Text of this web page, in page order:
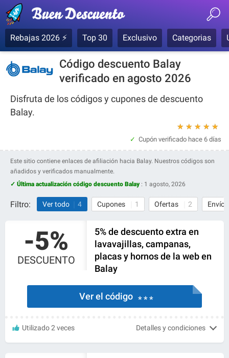
Rebajas 2026 ⚡ Top 30 Exclusivo Categorias
Código descuento Balay
verificado en agosto 2026
Disfruta de los códigos y cupones de descuento
Balay.
★
★
★
★
★
Cupón verificado hace 6 días
Este sitio contiene enlaces de afiliación hacia Balay. Nuestros códigos son
añadidos y verificados manualmente.
✓ Última actualización código descuento Balay : 1 agosto, 2026
Filtro: Ver todo 4 Cupones 1 Ofertas 2 Envío
-5%
DESCUENTO
5% de descuento extra en
lavavajillas, campanas,
placas y hornos de la web en
Balay
Ver el código * * *
Utilizado 2 veces Detalles y condiciones